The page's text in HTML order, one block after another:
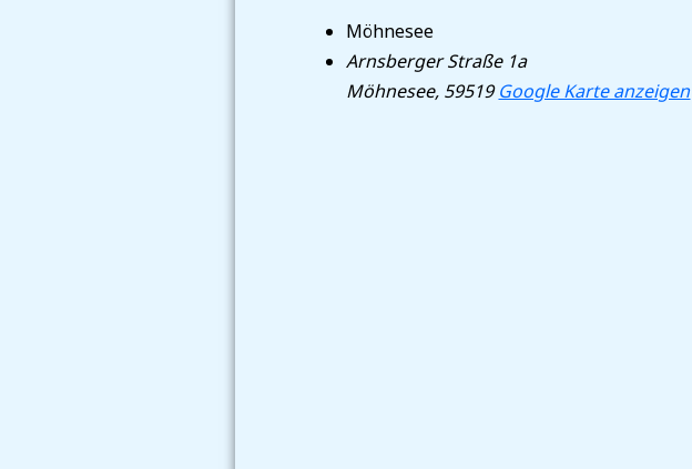
Möhnesee
Arnsberger Straße 1a
Möhnesee, 59519 Google Karte anzeigen